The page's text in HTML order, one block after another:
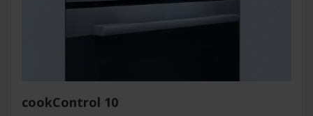
cookControl 10